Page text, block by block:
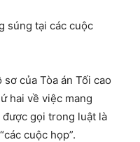
súng tại các cuộc
của Tòa án Tối cao
hai về việc mang
gọi trong luật là
cuộc họp”.